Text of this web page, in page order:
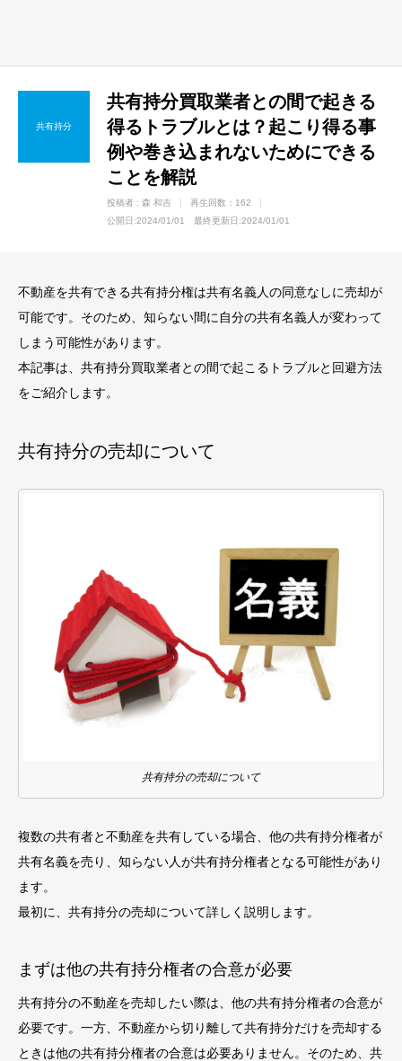
共有持分
共有持分買取業者との間で起きる
得るトラブルとは？起こり得る事
例や巻き込まれないためにできる
ことを解説
投稿者 : 森 和吉
再生回数：162
公開日:2024/01/01 最終更新日:2024/01/01
不動産を共有できる共有持分権は共有名義人の同意なしに売却が
可能です。そのため、知らない間に自分の共有名義人が変わって
しまう可能性があります。
本記事は、共有持分買取業者との間で起こるトラブルと回避方法
をご紹介します。
共有持分の売却について
共有持分の売却について
複数の共有者と不動産を共有している場合、他の共有持分権者が
共有名義を売り、知らない人が共有持分権者となる可能性があり
ます。
最初に、共有持分の売却について詳しく説明します。
まずは他の共有持分権者の合意が必要
共有持分の不動産を売却したい際は、他の共有持分権者の合意が
必要です。一方、不動産から切り離して共有持分だけを売却する
ときは他の共有持分権者の合意は必要ありません。そのため、共